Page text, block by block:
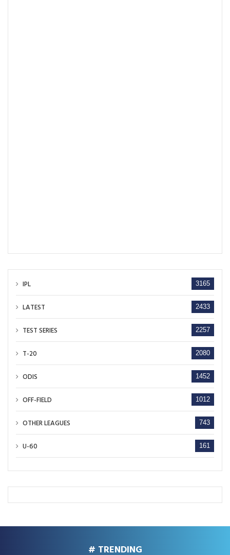
IPL 3165
LATEST 2433
TEST SERIES 2257
T-20 2080
ODIS 1452
OFF-FIELD 1012
OTHER LEAGUES 743
U-60 161
# TRENDING